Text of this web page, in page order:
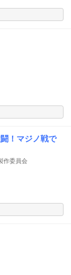
！マジノ戦で
作委員会